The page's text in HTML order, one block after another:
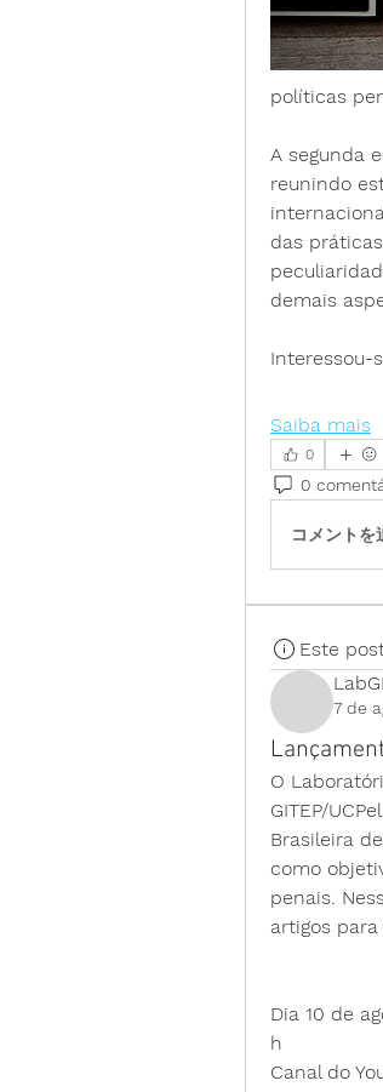
políticas
A segunda
reunindo
das
demais
Interessou-
Saiba mais
0
0
コメントを
Este
7 de
O
GITEP/
Brasileira
como
penais.
artigos
Dia 10 de
h
Canal do